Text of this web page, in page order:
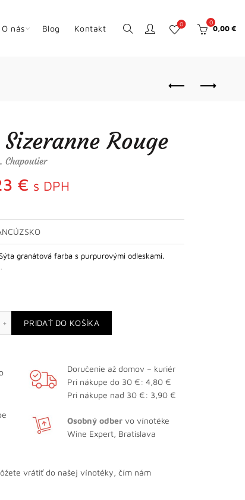
O nás Blog Kontakt 0 0
0,00 €
Rouge
Chapoutier
€ s DPH
granátová farba s purpurovými odleskami.
Monier de la Sizeranne Rouge
PRIDAŤ DO KOŠÍKA
Doručenie až domov – kuriér
Pri nákupe do 30 €: 4,80 €
Pri nákupe nad 30 €: 3,90 €
Osobný odbervo vínotéke
Wine Expert, Bratislava
vrátiť do našej vínotéky, čím nám